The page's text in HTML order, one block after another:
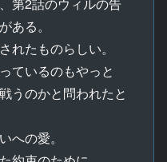
ある。
れたものらしい。
ているのもやっと
うのかと問われたと
への愛。